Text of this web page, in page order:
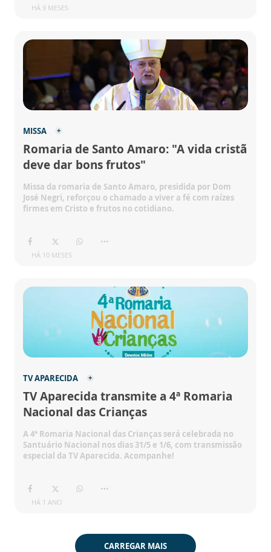
HÁ 9 MESES
MISSA
Romaria de Santo Amaro: "A vida cristã
deve dar bons frutos"
Missa da romaria de Santo Amaro, presidida por Dom
José Negri, reforçou o chamado a viver a fé com raízes
firmes em Cristo e frutos no cotidiano.
HÁ 10 MESES
TV APARECIDA
TV Aparecida transmite a 4ª Romaria
Nacional das Crianças
A 4ª Romaria Nacional das Crianças será celebrada no
Santuário Nacional nos dias 31/5 e 1/6, com transmissão
especial da TV Aparecida. Acompanhe!
HÁ 1 ANO
CARREGAR MAIS